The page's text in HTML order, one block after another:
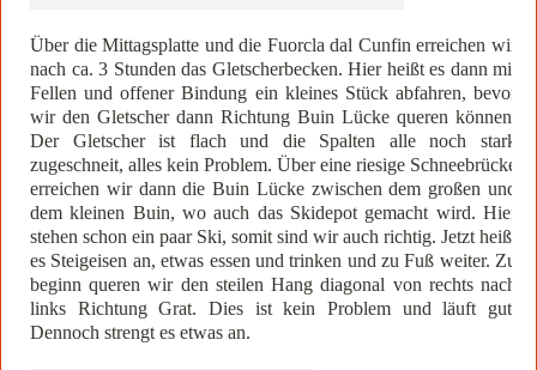
Über die Mittagsplatte und die Fuorcla dal Cunfin erreichen wir
nach ca. 3 Stunden das Gletscherbecken. Hier heißt es dann mit
Fellen und offener Bindung ein kleines Stück abfahren, bevor
wir den Gletscher dann Richtung Buin Lücke queren können.
Der Gletscher ist flach und die Spalten alle noch stark
zugeschneit, alles kein Problem. Über eine riesige Schneebrücke
erreichen wir dann die Buin Lücke zwischen dem großen und
dem kleinen Buin, wo auch das Skidepot gemacht wird. Hier
stehen schon ein paar Ski, somit sind wir auch richtig. Jetzt heißt
es Steigeisen an, etwas essen und trinken und zu Fuß weiter. Zu
beginn queren wir den steilen Hang diagonal von rechts nach
links Richtung Grat. Dies ist kein Problem und läuft gut.
Dennoch strengt es etwas an.